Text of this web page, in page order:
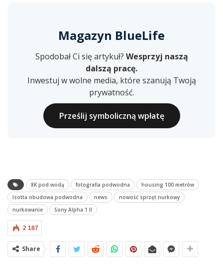
Magazyn BlueLife
Spodobał Ci się artykuł? Wesprzyj naszą
dalszą pracę.
Inwestuj w wolne media, które szanują Twoją
prywatność.
Prześlij symboliczną wpłatę
8K pod wodą fotografia podwodna
housing 100 metrów
Isotta obudowa podwodna
news
nowość sprzęt nurkowy
nurkowanie
Sony Alpha 1 II
2 187
Share